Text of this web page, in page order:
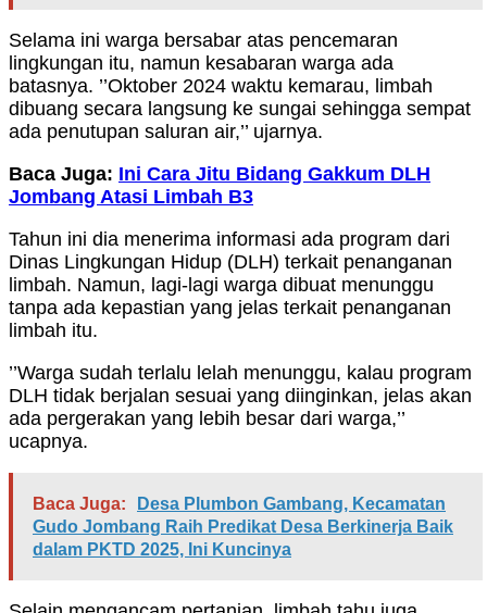
Selama ini warga bersabar atas pencemaran
lingkungan itu, namun kesabaran warga ada
batasnya. ’’Oktober 2024 waktu kemarau, limbah
dibuang secara langsung ke sungai sehingga sempat
ada penutupan saluran air,’’ ujarnya.
Baca Juga: Ini Cara Jitu Bidang Gakkum DLH
Jombang Atasi Limbah B3
Tahun ini dia menerima informasi ada program dari
Dinas Lingkungan Hidup (DLH) terkait penanganan
limbah. Namun, lagi-lagi warga dibuat menunggu
tanpa ada kepastian yang jelas terkait penanganan
limbah itu.
’’Warga sudah terlalu lelah menunggu, kalau program
DLH tidak berjalan sesuai yang diinginkan, jelas akan
ada pergerakan yang lebih besar dari warga,’’
ucapnya.
Baca Juga:
Desa Plumbon Gambang, Kecamatan
Gudo Jombang Raih Predikat Desa Berkinerja Baik
dalam PKTD 2025, Ini Kuncinya